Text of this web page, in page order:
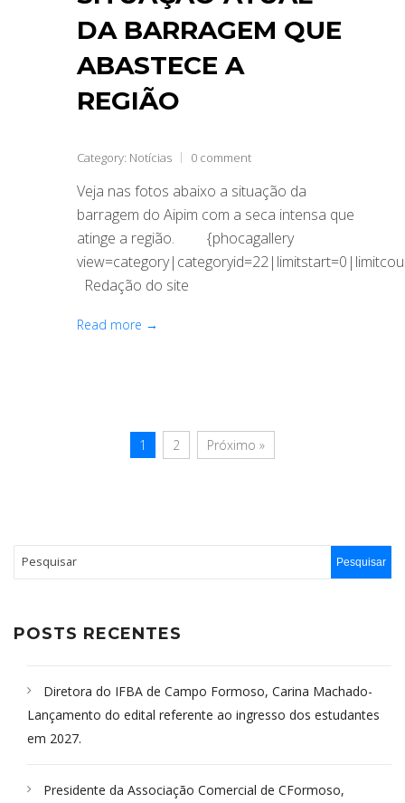
DA BARRAGEM QUE
ABASTECE A
REGIÃO
Category: Notícias 0 comment
Veja nas fotos abaixo a situação da
barragem do Aipim com a seca intensa que
atinge a região. {phocagallery
Redação do site
Read more →
1 2 Próximo »
POSTS RECENTES
Diretora do IFBA de Campo Formoso, Carina Machado-
Lançamento do edital referente ao ingresso dos estudantes
em 2027.
Presidente da Associação Comercial de CFormoso,